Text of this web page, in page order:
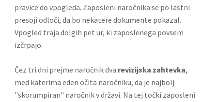
pravice do vpogleda. Zaposleni naročnika se po lastni
presoji odloči, da bo nekatere dokumente pokazal.
Vpogled traja dolgih pet ur, ki zaposlenega povsem
izčrpajo.
Čez tri dni prejme naročnik dva revizijska zahtevka,
med katerima eden očita naročniku, da je najbolj
"skorumpiran" naročnik v državi. Na tej točki zaposleni